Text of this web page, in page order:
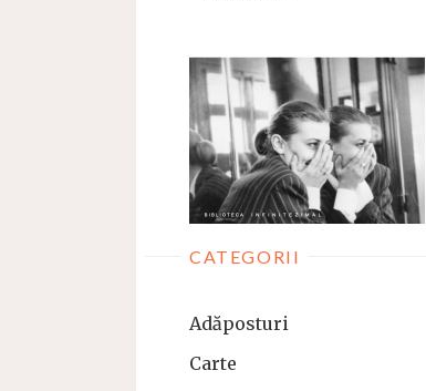
CATEGORII
Adăposturi
Carte